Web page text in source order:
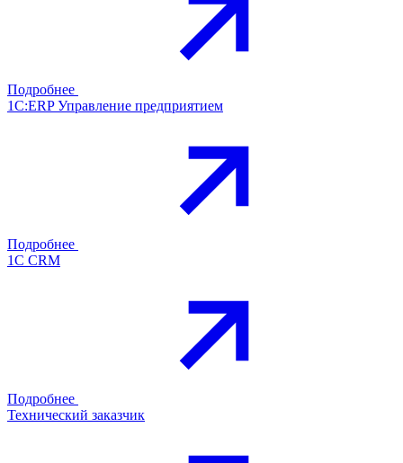
Подробнее
1С:ERP Управление предприятием
Подробнее
1С CRM
Подробнее
Технический заказчик